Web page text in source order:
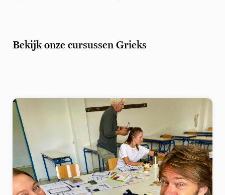
Bekijk onze cursussen Grieks